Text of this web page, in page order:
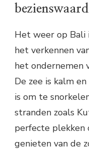
Het weer op Bali
het verkennen
het ondernemen
De zee is kalm
is om te
stranden zoals
perfecte plekken
genieten van de